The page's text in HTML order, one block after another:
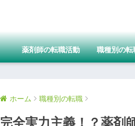
薬剤師の転職活動 職種別の転
ホーム 職種別の転職
完全実力主義！？薬剤